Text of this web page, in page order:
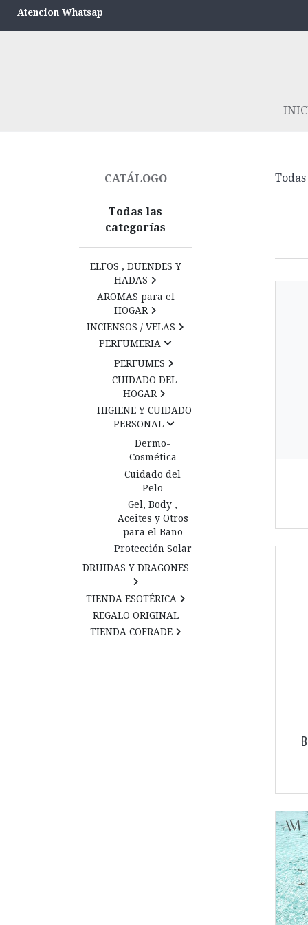
Atencion Whatsap
CATÁLOGO
Todas las
categorías
ELFOS , DUENDES Y
HADAS
AROMAS para el
HOGAR
INCIENSOS / VELAS
PERFUMERIA
PERFUMES
CUIDADO DEL
HOGAR
HIGIENE Y CUIDADO
PERSONAL
Dermo-
Cosmética
Cuidado del
Pelo
Gel, Body ,
Aceites y Otros
para el Baño
Protección Solar
DRUIDAS Y DRAGONES
TIENDA ESOTÉRICA
REGALO ORIGINAL
TIENDA COFRADE